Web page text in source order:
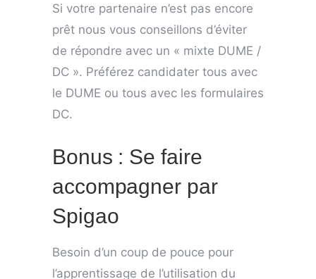
Si votre partenaire n’est pas encore
prêt nous vous conseillons d’éviter
de répondre avec un « mixte DUME /
DC ». Préférez candidater tous avec
le DUME ou tous avec les formulaires
DC.
Bonus : Se faire
accompagner par
Spigao
Besoin d’un coup de pouce pour
l’apprentissage de l’utilisation du